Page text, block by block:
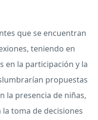
que se encuentran
teniendo en
en la participación y la
propuestas
la presencia de niñas,
la toma de decisiones